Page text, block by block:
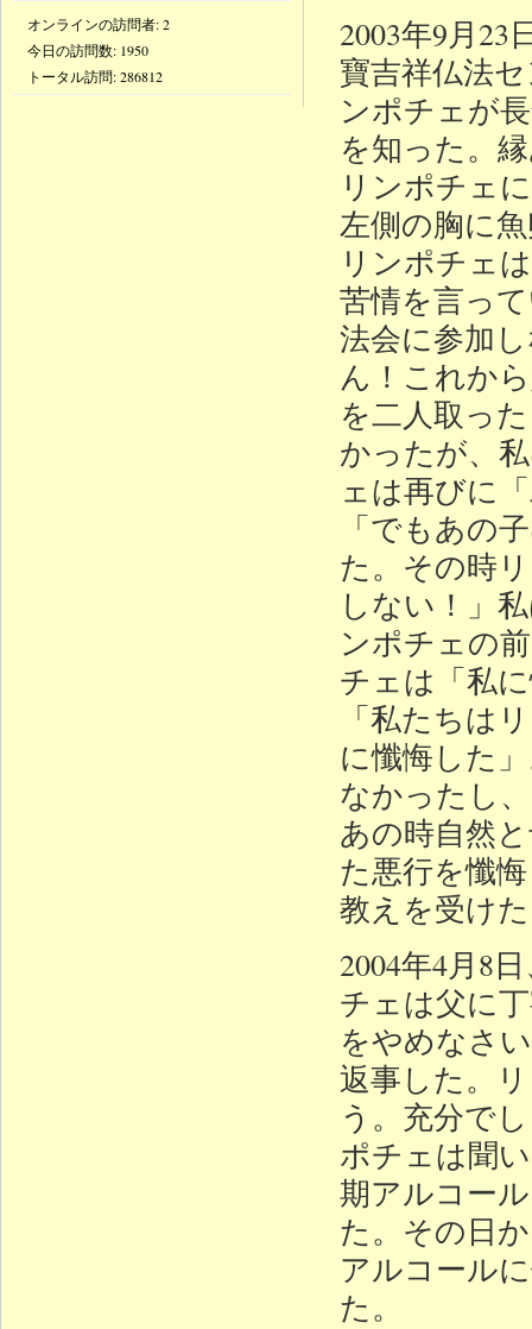
2003年9月
寶吉祥仏法
ンポチェが
を知った。
リンポチェ
左側の胸に
リンポチェ
苦情を言っ
法会に参加
ん！これか
を二人取っ
かったが、
ェは再びに
「でもあの
た。その時
しない！」
ンポチェの
チェは「私
「私たちは
に懺悔した
なかったし
あの時自然
た悪行を懺
教えを受け
2004年4月8
チェは父に
をやめなさ
返事した。
う。充分で
ポチェは聞
期アルコー
た。その日
アルコール
た。
オンラインの訪問者: 2
今日の訪問数: 1950
トータル訪問:286812